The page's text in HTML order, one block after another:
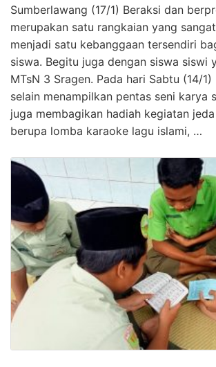
Sumberlawang (17/1) Beraksi dan
merupakan satu rangkaian yang
menjadi satu kebanggaan tersendiri
siswa. Begitu juga dengan siswa siswi
MTsN 3 Sragen. Pada hari Sabtu (14/1)
selain menampilkan pentas seni karya
juga membagikan hadiah kegiatan
berupa lomba karaoke lagu islami, …